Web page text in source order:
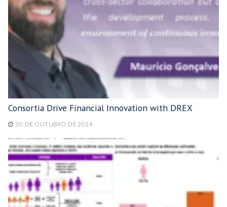
Consortia Drive Financial Innovation with DREX
30 DE OUTUBRO DE 2024